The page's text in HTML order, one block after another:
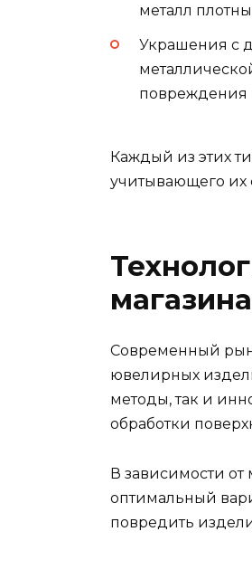
металл
Украшения с
повреждения
Каждый из этих
учитывающего их
Современный
ювелирных
методы, так и
обработки
В зависимости
оптимальный
повредить